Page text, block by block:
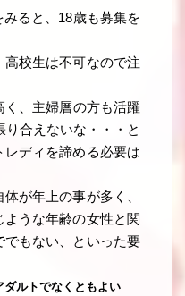
ると、18歳も募集を
校生は不可なので注
、主婦層の方も活躍
合えないな・・・と
ディを諦める必要は
が年上の事が多く、
うな年齢の女性と関
でもない、といった要
ルトでなくともよい